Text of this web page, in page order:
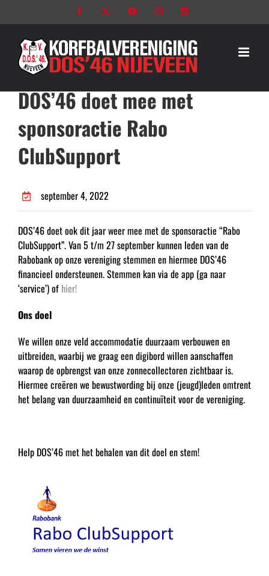
naar
Facebook YouTubeInstagram
DOS’46 doet mee met
sponsoractie Rabo
ClubSupport
september 4, 2022
DOS’46 doet ook dit jaar weer mee met de sponsoractie “Rabo
ClubSupport”. Van 5 t/m 27 september kunnen leden van de
Rabobank op onze vereniging stemmen en hiermee DOS’46
financieel ondersteunen. Stemmen kan via de app (ga naar
‘service’) of hier!
Ons doel
We willen onze veld accommodatie duurzaam verbouwen en
uitbreiden, waarbij we graag een digibord willen aanschaffen
waarop de opbrengst van onze zonnecollectoren zichtbaar is.
Hiermee creëren we bewustwording bij onze (jeugd)leden omtrent
het belang van duurzaamheid en continuïteit voor de vereniging.
Help DOS’46 met het behalen van dit doel en stem!